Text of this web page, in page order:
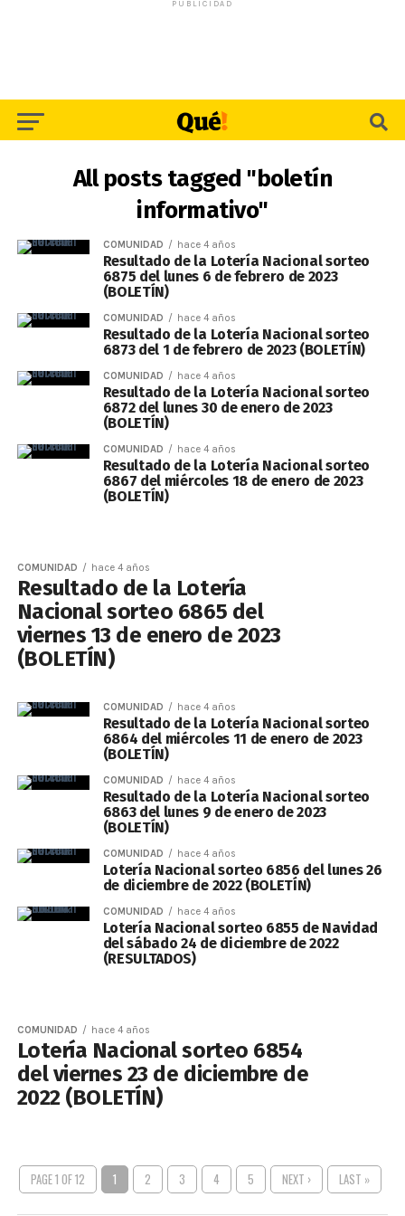
PUBLICIDAD
All posts tagged "boletín
informativo"
COMUNIDAD hace 4 años
Resultado de la Lotería Nacional sorteo
6875 del lunes 6 de febrero de 2023
(BOLETÍN)
COMUNIDAD hace 4 años
Resultado de la Lotería Nacional sorteo
6873 del 1 de febrero de 2023 (BOLETÍN)
COMUNIDAD hace 4 años
Resultado de la Lotería Nacional sorteo
6872 del lunes 30 de enero de 2023
(BOLETÍN)
COMUNIDAD hace 4 años
Resultado de la Lotería Nacional sorteo
6867 del miércoles 18 de enero de 2023
(BOLETÍN)
COMUNIDAD hace 4 años
Resultado de la Lotería
Nacional sorteo 6865 del
viernes 13 de enero de 2023
(BOLETÍN)
COMUNIDAD hace 4 años
Resultado de la Lotería Nacional sorteo
6864 del miércoles 11 de enero de 2023
(BOLETÍN)
COMUNIDAD hace 4 años
Resultado de la Lotería Nacional sorteo
6863 del lunes 9 de enero de 2023
(BOLETÍN)
COMUNIDAD hace 4 años
Lotería Nacional sorteo 6856 del lunes 26
de diciembre de 2022 (BOLETÍN)
COMUNIDAD hace 4 años
Lotería Nacional sorteo 6855 de Navidad
del sábado 24 de diciembre de 2022
(RESULTADOS)
COMUNIDAD hace 4 años
Lotería Nacional sorteo 6854
del viernes 23 de diciembre de
2022 (BOLETÍN)
PAGE 1 OF 12 1 2 3 4 5 NEXT › LAST »